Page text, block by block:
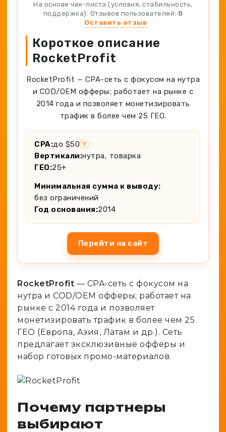
Адалт
Spy-сервисы
Аккаунты
Проверка анонимности
Конвертер cookies
Генератор личности
На основе чек-листа (условия, стабильность,
поддержка). Отзывов пользователей: 0
Оставить отзыв
Короткое описание
RocketProfit
RocketProfit — CPA-сеть с фокусом на нутра
и COD/OEM офферы; работает на рынке с
2014 года и позволяет монетизировать
трафик в более чем 25 ГЕО.
CPA:до $50 ?
Вертикали:нутра, товарка
ГЕО:25+
Минимальная сумма к выводу:
без ограничений
Год основания:2014
Перейти на сайт
RocketProfit — CPA-сеть с фокусом на
нутра и COD/OEM офферы; работает на
рынке с 2014 года и позволяет
монетизировать трафик в более чем 25
ГЕО (Европа, Азия, Латам и др.). Сеть
предлагает эксклюзивные офферы и
набор готовых промо-материалов.
Почему партнеры
выбирают